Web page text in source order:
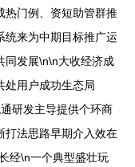
热门例、资短助管群推
统来为中期目标推广运
同发展\n\n大收经济成
用户成功生态局
研发主导提供个环商
打法思路早期介入效在
经\n一个典型盛壮玩